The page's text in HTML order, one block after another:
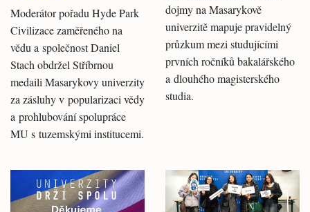
Moderátor pořadu Hyde Park
Civilizace zaměřeného na
vědu a společnost Daniel
Stach obdržel Stříbrnou
medaili Masarykovy univerzity
za zásluhy v popularizaci vědy
a prohlubování spolupráce
MU s tuzemskými institucemi.
dojmy na Masarykově
univerzitě mapuje pravidelný
průzkum mezi studujícími
prvních ročníků bakalářského
a dlouhého magisterského
studia.